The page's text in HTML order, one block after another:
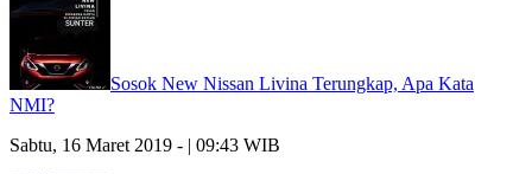
Sosok New Nissan Livina Terungkap, Apa Kata
NMI?
Sabtu, 16 Maret 2019 - | 09:43 WIB